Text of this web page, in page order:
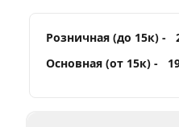
Розничная (до 15к) -
Основная (от 15к) -